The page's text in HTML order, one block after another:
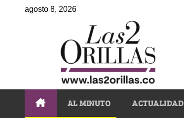
agosto 8, 2026
AL MINUTO ACTUALIDAD